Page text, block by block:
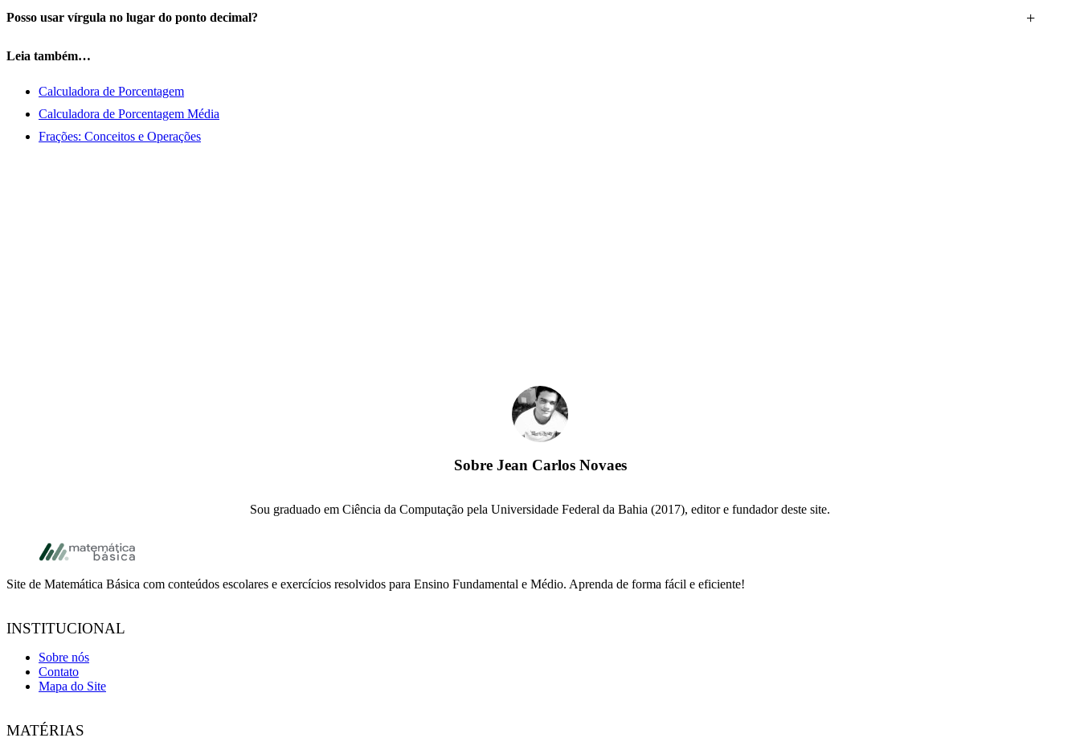
Posso usar vírgula no lugar do ponto decimal?
Leia também…
Calculadora de Porcentagem
Calculadora de Porcentagem Média
Frações: Conceitos e Operações
Sobre Jean Carlos Novaes
Sou graduado em Ciência da Computação pela Universidade Federal da Bahia (2017), editor e fundador deste site.
Footer
Site de Matemática Básica com conteúdos escolares e exercícios resolvidos para Ensino Fundamental e Médio. Aprenda de forma fácil e eficiente!
INSTITUCIONAL
Sobre nós
Contato
Mapa do Site
MATÉRIAS